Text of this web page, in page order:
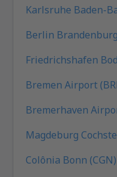
Karlsruhe Baden-
Berlin
Friedrichshafen
Bremen Airport
Bremerhaven
Magdeburg
Colônia Bonn (CGN)